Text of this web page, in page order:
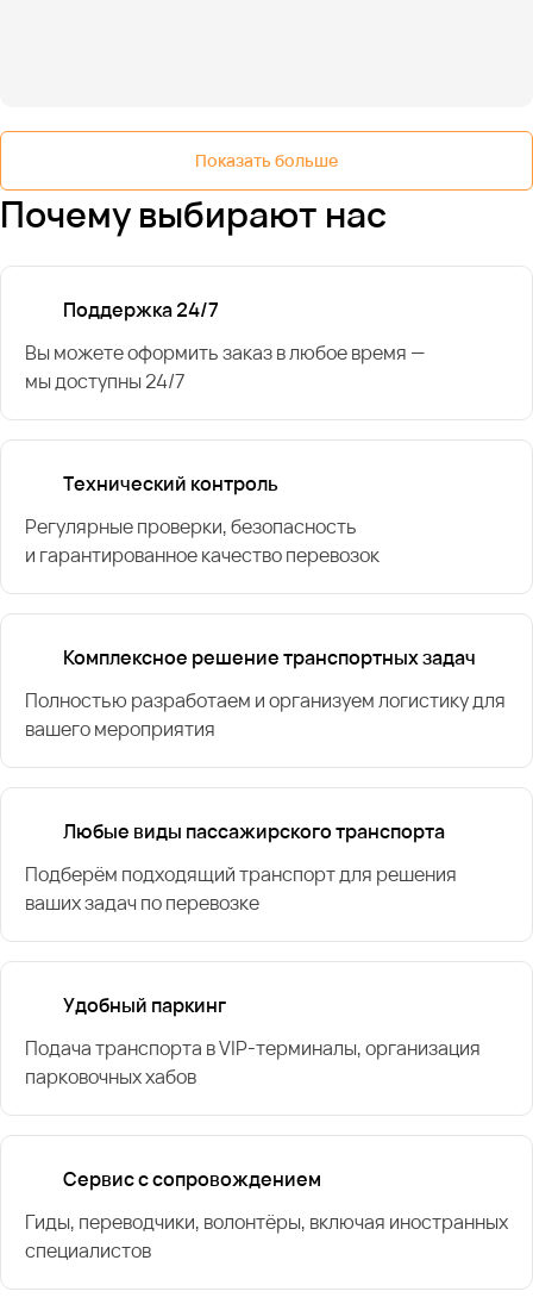
Показать больше
Почему выбирают нас
Поддержка 24/7
Вы можете оформить заказ в любое время —
мы доступны 24/7
Технический контроль
Регулярные проверки, безопасность
и гарантированное качество перевозок
Комплексное решение транспортных задач
Полностью разработаем и организуем логистику для
вашего мероприятия
Любые виды пассажирского транспорта
Подберём подходящий транспорт для решения
ваших задач по перевозке
Удобный паркинг
Подача транспорта в VIP-терминалы, организация
парковочных хабов
Сервис с сопровождением
Гиды, переводчики, волонтёры, включая иностранных
специалистов